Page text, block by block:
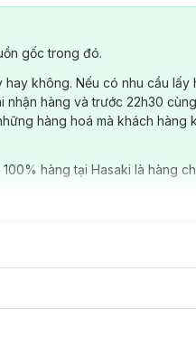
gốc trong đó.
không. Nếu có nhu cầu lấy
hàng và trước 22h30
hàng hoá mà khách hàng
hàng tại Hasaki là hàng